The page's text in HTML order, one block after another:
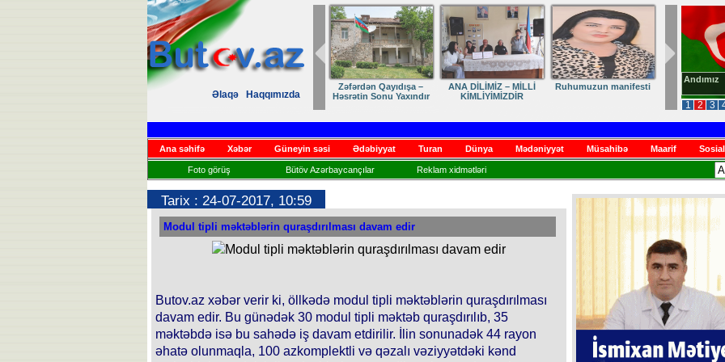
Əlaqə
Haqqımızda
1 2 3
Andımız
Zəfərdən Qayıdışa –
Həsrətin Sonu Yaxındır
ANA DİLİMİZ – MİLLİ
KİMLİYİMİZDİR
Ruhumuzun manifesti
Ana səhifə Xəbər Güneyin səsi Ədəbiyyat Turan Dünya Mədəniyyət Müsahibə Maarif
Foto görüş Bütöv Azərbaycançılar Reklam xidmətləri
Tarix : 24-07-2017, 10:59
Modul tipli məktəblərin quraşdırılması davam edir
Butov.az xəbər verir ki, öllkədə modul tipli məktəblərin quraşdırılması
davam edir. Bu günədək 30 modul tipli məktəb quraşdırılıb, 35
məktəbdə isə bu sahədə iş davam etdirilir. İlin sonunadək 44 rayon
əhatə olunmaqla, 100 azkomplektli və qəzalı vəziyyətdəki kənd